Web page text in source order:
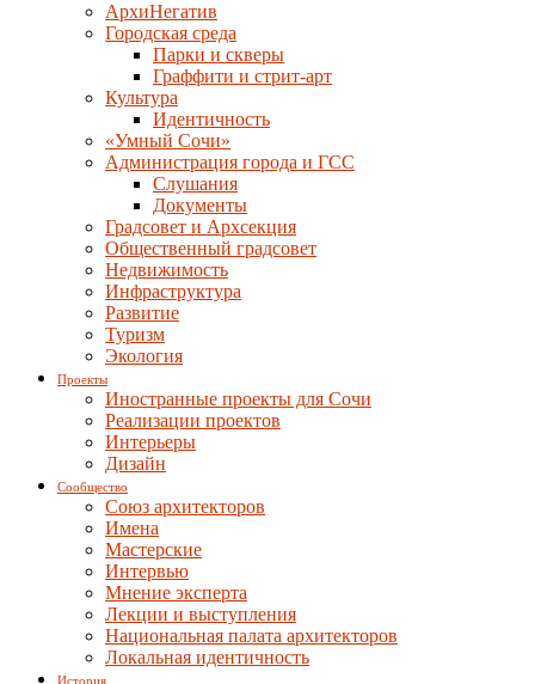
АрхиНегатив
Городская среда
Парки и скверы
Граффити и стрит-арт
Культура
Идентичность
«Умный Сочи»
Администрация города и ГСС
Слушания
Документы
Градсовет и Архсекция
Общественный градсовет
Недвижимость
Инфраструктура
Развитие
Туризм
Экология
Проекты
Иностранные проекты для Сочи
Реализации проектов
Интерьеры
Дизайн
Сообщество
Союз архитекторов
Имена
Мастерские
Интервью
Мнение эксперта
Лекции и выступления
Национальная палата архитекторов
Локальная идентичность
История